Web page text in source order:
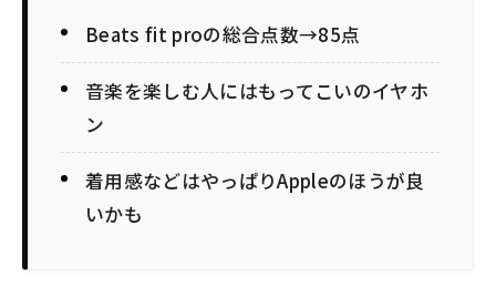
Beats fit proの総合点数→85点
音楽を楽しむ人にはもってこいのイヤホ
ン
着用感などはやっぱりAppleのほうが良
いかも